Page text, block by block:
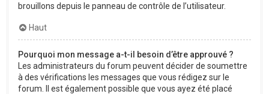
brouillons depuis le panneau de contrôle de l’utilisateur.
Haut
Pourquoi mon message a-t-il besoin d’être approuvé ?
Les administrateurs du forum peuvent décider de soumettre
à des vérifications les messages que vous rédigez sur le
forum. Il est également possible que vous ayez été placé